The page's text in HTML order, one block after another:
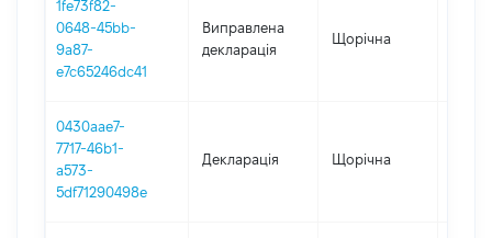
1fe73f82-
0648-45bb-
9a87-
e7c65246dc41
Виправлена
декларація
Щорічна
0430aae7-
7717-46b1-
a573-
5df71290498e
Декларація Щорічна